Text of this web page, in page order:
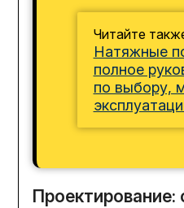
Читайте
Натяжные
полное
по выбору,
Проектирование: